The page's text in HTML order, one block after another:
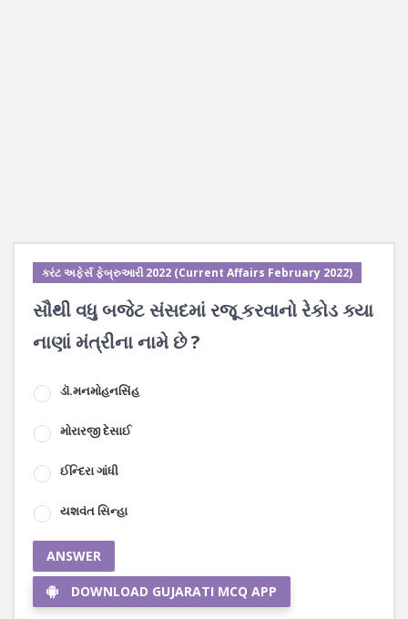
કરંટ અફેર્સ ફેબ્રુઆરી 2022 (Current Affairs February 2022)
સૌથી વધુ બજેટ સંસદમાં રજૂ કરવાનો રેકોડ ક્યા
નાણાં મંત્રીના નામે છે ?
ડૉ.મનમોહનસિંહ
મોરારજી દેસાઈ
ઈન્દિરા ગાંધી
યશવંત સિન્હા
ANSWER
DOWNLOAD GUJARATI MCQ APP